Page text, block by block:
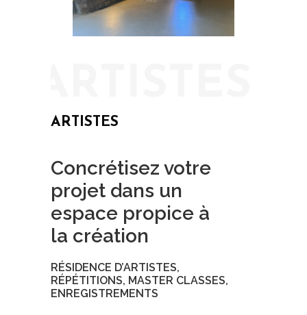
ARTISTES
Concrétisez votre
projet dans un
espace propice à
la création
RÉSIDENCE D’ARTISTES,
RÉPÉTITIONS, MASTER CLASSES,
ENREGISTREMENTS